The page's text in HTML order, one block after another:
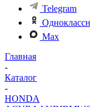
Telegram
Max
Главная
-
Каталог
-
HONDA